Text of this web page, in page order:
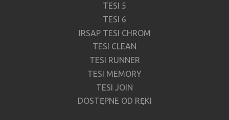
TESI 5
TESI 6
IRSAP TESI CHROM
TESI CLEAN
TESI RUNNER
TESI MEMORY
TESI JOIN
DOSTĘPNE OD RĘKI